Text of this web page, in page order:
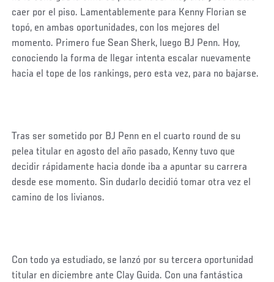
caer por el piso. Lamentablemente para Kenny Florian se
topó, en ambas oportunidades, con los mejores del
momento. Primero fue Sean Sherk, luego BJ Penn. Hoy,
conociendo la forma de llegar intenta escalar nuevamente
hacia el tope de los rankings, pero esta vez, para no bajarse.
Tras ser sometido por BJ Penn en el cuarto round de su
pelea titular en agosto del año pasado, Kenny tuvo que
decidir rápidamente hacia donde iba a apuntar su carrera
desde ese momento. Sin dudarlo decidió tomar otra vez el
camino de los livianos.
Con todo ya estudiado, se lanzó por su tercera oportunidad
titular en diciembre ante Clay Guida. Con una fantástica